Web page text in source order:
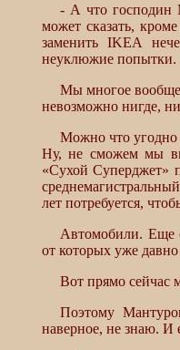
- А что господин
может сказать,
заменить IKEA
неуклюжие попытки.
Мы многое вообще
невозможно нигде,
Можно что угодно
Ну, не сможем мы
«Сухой Суперджет»
лет потребуется,
Автомобили. Еще
от которых уже
Вот прямо сейчас
Поэтому
наверное, не знаю. И